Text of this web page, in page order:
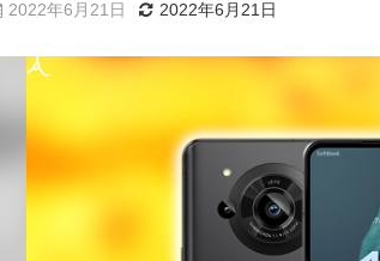
2022年6月21日 2022年6月21日